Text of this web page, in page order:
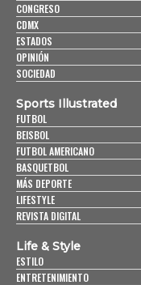
CONGRESO
CDMX
ESTADOS
OPINIÓN
SOCIEDAD
Sports Illustrated
FUTBOL
BEISBOL
FUTBOL AMERICANO
BASQUETBOL
MÁS DEPORTE
LIFESTYLE
REVISTA DIGITAL
Life & Style
ESTILO
ENTRETENIMIENTO